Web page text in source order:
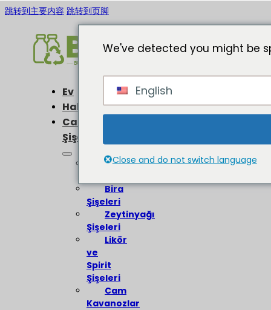
跳转到主要内容 跳转到页脚
Ev
Hakkında
Cam
Şişeler
Şarap
Bira
Şişeleri
Zeytinyağı
Şişeleri
Likör
ve
Spirit
Şişeleri
Cam
Kavanozlar
We've detected you might be
English
Close and do not switch language